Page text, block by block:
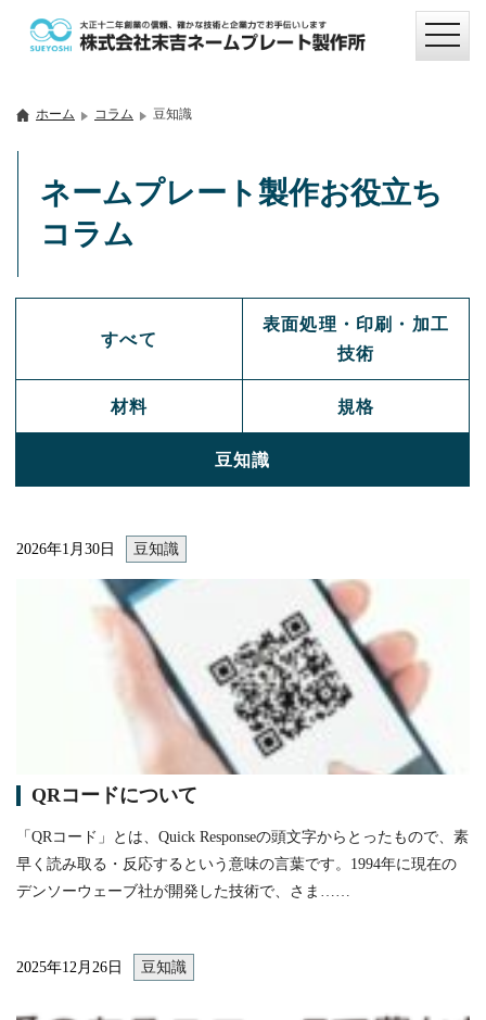
ホーム コラム 豆知識
ネームプレート製作お役立ち
コラム
すべて
表面処理・印刷・加工
技術
材料 規格
豆知識
2026年1月30日 豆知識
itemprop="image"
QRコードについて
「QRコード」とは、Quick Responseの頭文字からとったもので、素
早く読み取る・反応するという意味の言葉です。1994年に現在の
デンソーウェーブ社が開発した技術で、さま……
2025年12月26日 豆知識